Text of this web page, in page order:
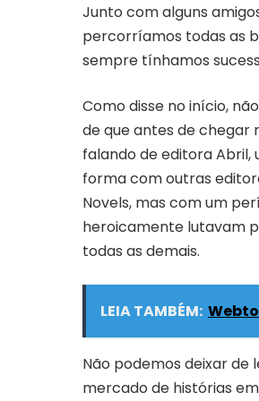
Junto com alguns
percorríamos todas as
sempre tínhamos
Como disse no início,
de que antes de chegar
falando de editora
forma com outras
Novels, mas com um
heroicamente lutavam
todas as demais.
LEIA TAMBÉM:
Não podemos deixar
mercado de histórias